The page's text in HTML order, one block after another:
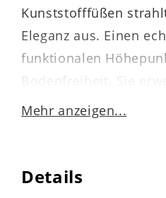
Kunststofffüßen
Eleganz aus. Einen
funktionalen
Bodenfreiheit. Sie
optisch – und sorgt
Mehr anzeigen...
Details